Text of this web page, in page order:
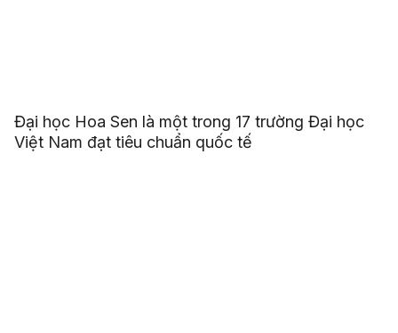
Đại học Hoa Sen là một trong 17 trường Đại học
Việt Nam đạt tiêu chuẩn quốc tế